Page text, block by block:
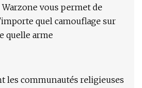
vous permet de
quel camouflage sur
quelle arme
les communautés religieuses